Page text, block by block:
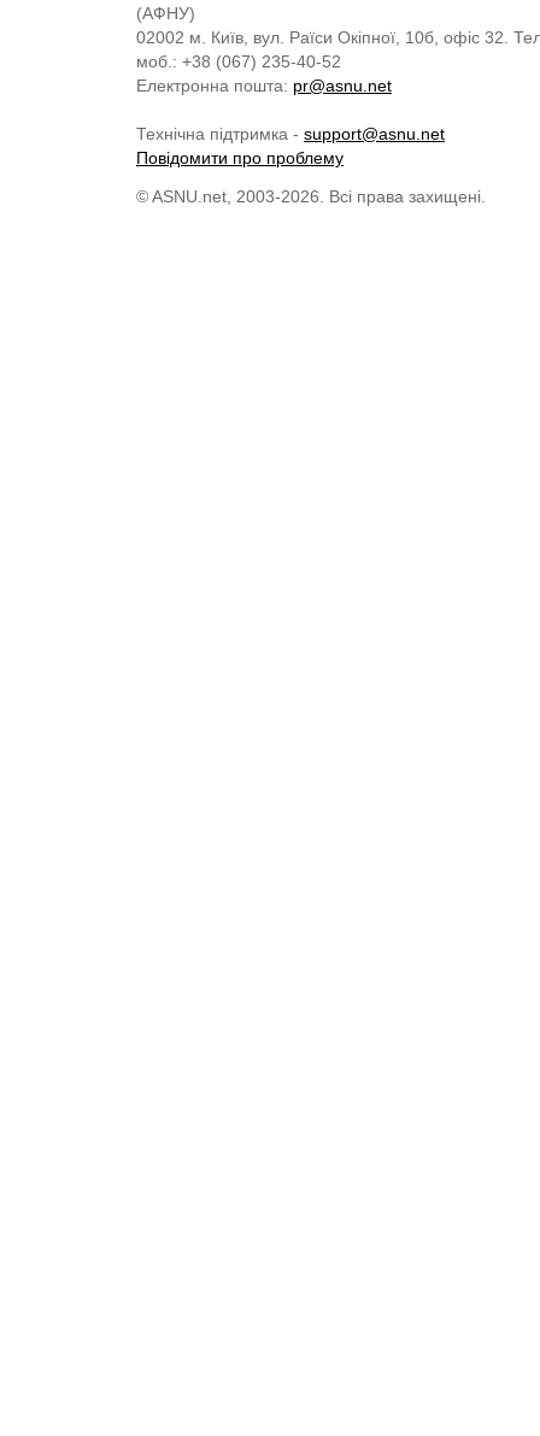
(АФНУ)
02002 м. Київ, вул. Раїси Окіпної, 10б, офіс 32.
моб.: +38 (067) 235-40-52
Електронна пошта: pr@asnu.net
Технічна підтримка - support@asnu.net
Повідомити про проблему
© ASNU.net, 2003-2026. Всі права захищені.